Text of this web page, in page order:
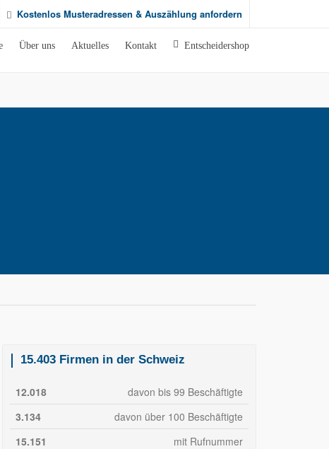
Kostenlos Musteradressen & Auszählung anfordern
Über uns Aktuelles Kontakt Entscheidershop
15.403 Firmen in der Schweiz
12.018
davon bis 99 Beschäftigte
3.134
davon über 100 Beschäftigte
15.151
mit Rufnummer